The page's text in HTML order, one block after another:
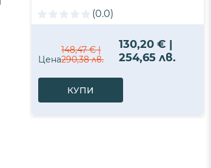
(0.0)
Цена
148,47 € |
290,38 лв.
130,20 € |
254,65 лв.
КУПИ